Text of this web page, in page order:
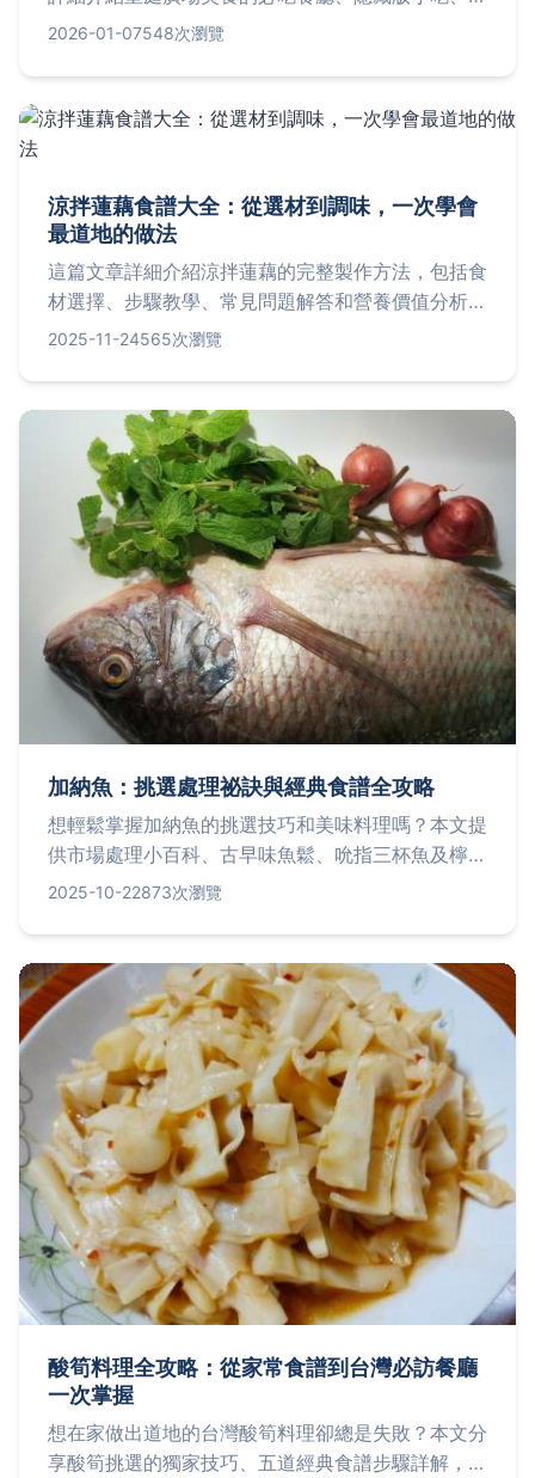
餐貼士及常見問題，從平價小吃到高級料理一網打
2026-01-07548次瀏覽
涼拌蓮藕食譜大全：從選材到調味，一次學會
最道地的做法
這篇文章詳細介紹涼拌蓮藕的完整製作方法，包括食
材選擇、步驟教學、常見問題解答和營養價值分析。
無論是新手還是老手，都能從中學到實用技巧，輕鬆
調味秘訣和個人心得，幫助你解決所有疑問。
2025-11-24565次瀏覽
加納魚：挑選處理祕訣與經典食譜全攻略
想輕鬆掌握加納魚的挑選技巧和美味料理嗎？本文提
供市場處理小百科、古早味魚鬆、吮指三杯魚及檸檬
蒸魚食譜教學，並解答常見疑問，讓您快速成為料理
2025-10-22873次瀏覽
酸筍料理全攻略：從家常食譜到台灣必訪餐廳
一次掌握
想在家做出道地的台灣酸筍料理卻總是失敗？本文分
享酸筍挑選的獨家技巧、五道經典食譜步驟詳解，還